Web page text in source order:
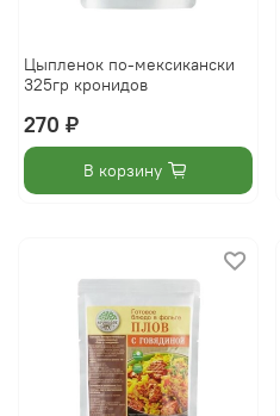
Цыпленок по-мексикански
325гр кронидов
270 ₽
В корзину